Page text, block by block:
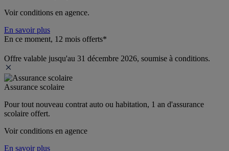
Voir conditions en agence.
En savoir plus
En ce moment, 12 mois offerts*
Offre valable jusqu'au 31 décembre 2026, soumise à conditions.
Assurance scolaire
Pour tout nouveau contrat auto ou habitation, 1 an d'assurance
scolaire offert.
Voir conditions en agence
En savoir plus